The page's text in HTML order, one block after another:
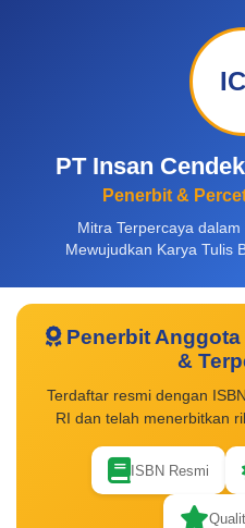
PT Insan
Penerbit &
Mitra Terpercaya
Mewujudkan Karya Tulis
Penerbit Anggota
&
Terdaftar resmi dengan
RI dan telah menerbitkan
ISBN Resmi